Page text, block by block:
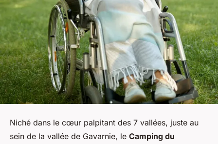
Niché dans le cœur palpitant des 7 vallées, juste au
sein de la vallée de Gavarnie, le Camping du